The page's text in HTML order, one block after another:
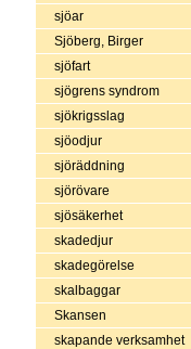
sjöar
Sjöberg, Birger
sjöfart
sjögrens syndrom
sjökrigsslag
sjöodjur
sjöräddning
sjörövare
sjösäkerhet
skadedjur
skadegörelse
skalbaggar
Skansen
skapande verksamhet